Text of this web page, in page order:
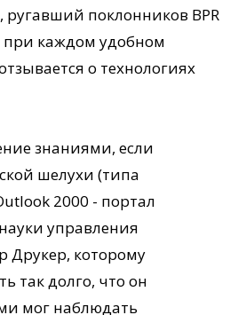
поклонников BPR
каждом удобном
о технологиях
знаниями, если
шелухи (типа
2000 - портал
управления
Друкер, которому
так долго, что он
мог наблюдать